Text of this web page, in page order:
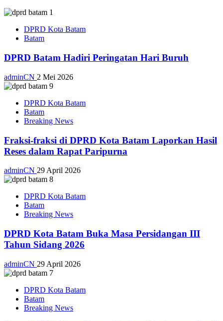
DPRD Kota Batam
Batam
DPRD Batam Hadiri Peringatan Hari Buruh
adminCN 2 Mei 2026
DPRD Kota Batam
Batam
Breaking News
Fraksi-fraksi di DPRD Kota Batam Laporkan Hasil
Reses dalam Rapat Paripurna
adminCN 29 April 2026
DPRD Kota Batam
Batam
Breaking News
DPRD Kota Batam Buka Masa Persidangan III
Tahun Sidang 2026
adminCN 29 April 2026
DPRD Kota Batam
Batam
Breaking News